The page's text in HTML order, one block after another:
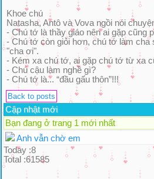
Khoe chú
Natasha, Antô và Vova ngồi nói
- Chú tớ là thầy giáo nên ai gặp cũng
- Chú tớ còn giỏi hơn, chú tớ làm cha
"cha ơi".
- Kém xa chú tớ, ai gặp chú tớ từ xa
- Chú cậu làm nghề gì?
- Chú tớ là... “đầu gấu thôn”!!!
Back to posts
Cập nhật mới
Bạn đang ở trang 1 mới nhất
Anh vẫn chờ em
Today :8
Total :61585